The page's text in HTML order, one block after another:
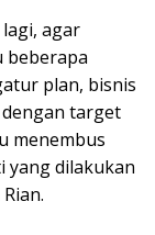
agar
beberapa
plan, bisnis
target
menembus
yang dilakukan